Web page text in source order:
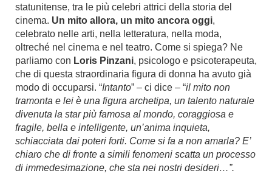
statunitense, tra le più celebri attrici della storia del
cinema. Un mito allora, un mito ancora oggi,
celebrato nelle arti, nella letteratura, nella moda,
oltreché nel cinema e nel teatro. Come si spiega? Ne
parliamo con Loris Pinzani, psicologo e psicoterapeuta,
che di questa straordinaria figura di donna ha avuto già
modo di occuparsi. “Intanto” – ci dice – “il mito non
tramonta e lei è una figura archetipa, un talento naturale
divenuta la star più famosa al mondo, coraggiosa e
fragile, bella e intelligente, un’anima inquieta,
schiacciata dai poteri forti. Come si fa a non amarla? E’
chiaro che di fronte a simili fenomeni scatta un processo
di immedesimazione, che sta nei nostri desideri…”.